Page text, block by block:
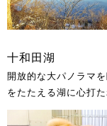
十和田湖
開放的な大パノラマ
をたたえる湖に心打た